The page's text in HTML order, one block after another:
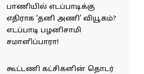
பாணியில் எடப்பாடிக்கு
எதிராக ‘தனி அணி’ வியூகம்?
எடப்பாடி பழனிசாமி
சமாளிப்பாரா!
கூட்டணி கட்சிகளின் தொடர்